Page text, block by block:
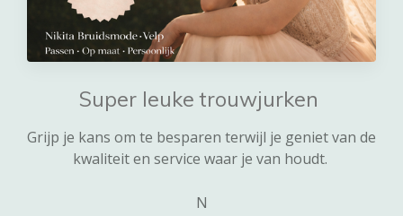
Super leuke trouwjurken
Grijp je kans om te besparen terwijl je geniet van de
kwaliteit en service waar je van houdt.
N